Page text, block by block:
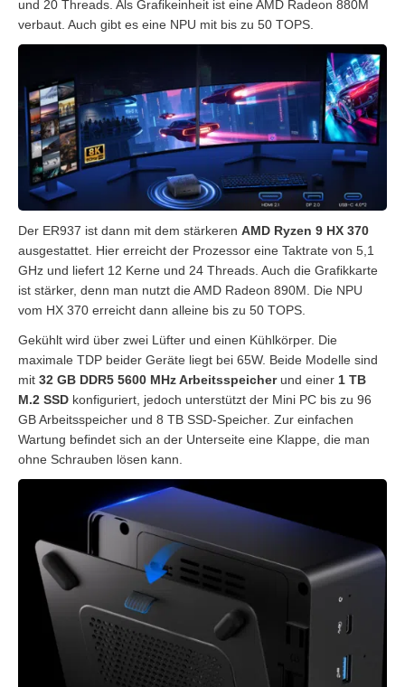
und 20 Threads. Als Grafikeinheit ist eine AMD Radeon 880M
verbaut. Auch gibt es eine NPU mit bis zu 50 TOPS.
Der ER937 ist dann mit dem stärkeren AMD Ryzen 9 HX 370
ausgestattet. Hier erreicht der Prozessor eine Taktrate von 5,1
GHz und liefert 12 Kerne und 24 Threads. Auch die Grafikkarte
ist stärker, denn man nutzt die AMD Radeon 890M. Die NPU
vom HX 370 erreicht dann alleine bis zu 50 TOPS.
Gekühlt wird über zwei Lüfter und einen Kühlkörper. Die
maximale TDP beider Geräte liegt bei 65W. Beide Modelle sind
mit 32 GB DDR5 5600 MHz Arbeitsspeicherund einer 1 TB
M.2 SSD konfiguriert, jedoch unterstützt der Mini PC bis zu 96
GB Arbeitsspeicher und 8 TB SSD-Speicher. Zur einfachen
Wartung befindet sich an der Unterseite eine Klappe, die man
ohne Schrauben lösen kann.